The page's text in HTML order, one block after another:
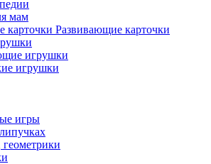
мам
Развивающие карточки
игрушки
игрушки
игры